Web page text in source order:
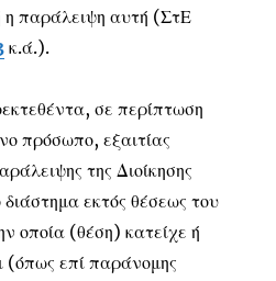
η παράλειψη αυτή (ΣτΕ
κ.ά.).
σε περίπτωση
πρόσωπο, εξαιτίας
της Διοίκησης
εκτός θέσεως του
οποία (θέση) κατείχε ή
(όπως επί παράνομης